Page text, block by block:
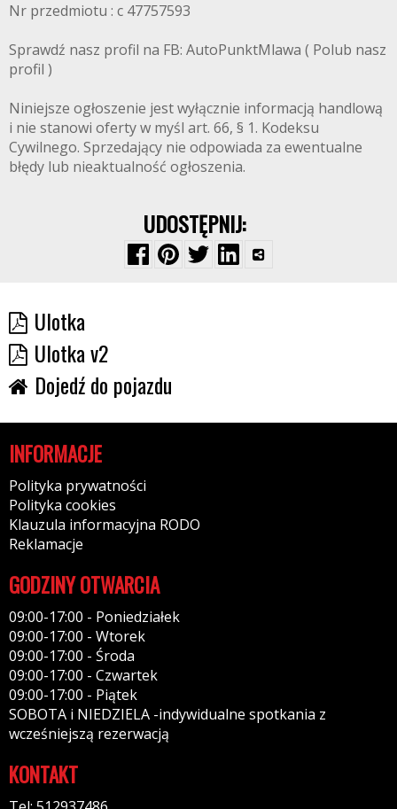
Nr przedmiotu : c 47757593
Sprawdź nasz profil na FB: AutoPunktMlawa ( Polub nasz
profil )
Niniejsze ogłoszenie jest wyłącznie informacją handlową
i nie stanowi oferty w myśl art. 66, § 1. Kodeksu
Cywilnego. Sprzedający nie odpowiada za ewentualne
błędy lub nieaktualność ogłoszenia.
UDOSTĘPNIJ:
Ulotka
Ulotka v2
Dojedź do pojazdu
INFORMACJE
Polityka prywatności
Polityka cookies
Klauzula informacyjna RODO
Reklamacje
GODZINY OTWARCIA
09:00-17:00 - Poniedziałek
09:00-17:00 - Wtorek
09:00-17:00 - Środa
09:00-17:00 - Czwartek
09:00-17:00 - Piątek
SOBOTA i NIEDZIELA -indywidualne spotkania z
wcześniejszą rezerwacją
KONTAKT